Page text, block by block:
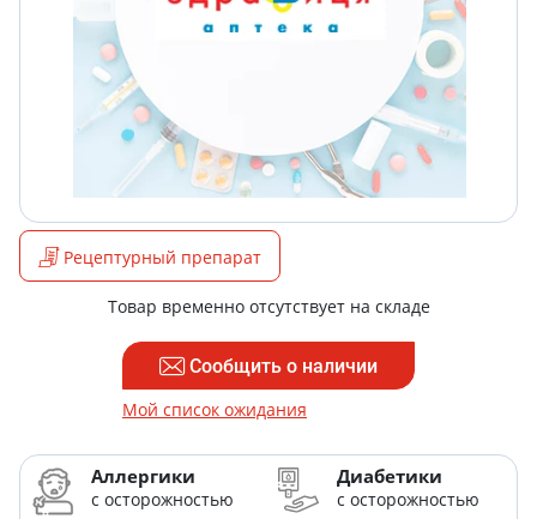
Рецептурный препарат
Товар временно отсутствует на складе
Сообщить о наличии
Мой список ожидания
Аллергики
с осторожностью
Диабетики
с осторожностью